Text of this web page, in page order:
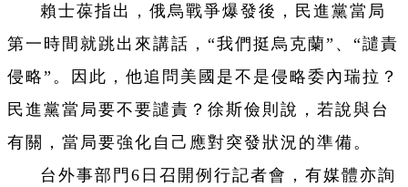
賴士葆指出，俄烏戰爭爆發後，民進黨當局
第一時間就跳出來講話，“我們挺烏克蘭”、“譴責
侵略”。因此，他追問美國是不是侵略委內瑞拉？
民進黨當局要不要譴責？徐斯儉則說，若說與台
有關，當局要強化自己應對突發狀況的準備。
台外事部門6日召開例行記者會，有媒體亦詢